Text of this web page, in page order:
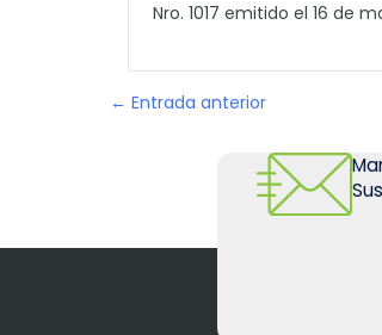
Nro. 1017 emitido el 16 de
← Entrada anterior